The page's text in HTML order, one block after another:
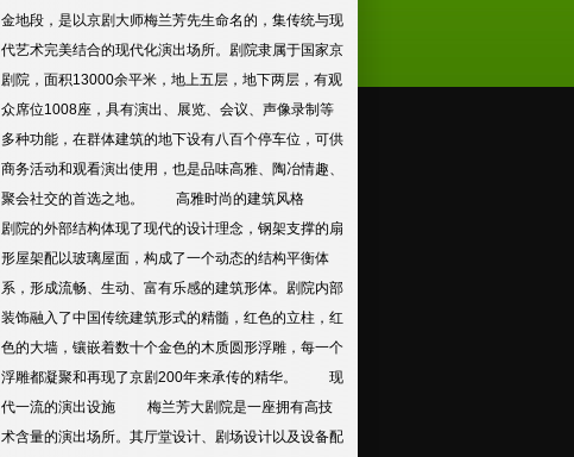
金地段，是以京剧大师梅兰芳先生命名的，集传统与现
代艺术完美结合的现代化演出场所。剧院隶属于国家京
剧院，面积13000余平米，地上五层，地下两层，有观
众席位1008座，具有演出、展览、会议、声像录制等
多种功能，在群体建筑的地下设有八百个停车位，可供
商务活动和观看演出使用，也是品味高雅、陶冶情趣、
聚会社交的首选之地。 高雅时尚的建筑风格
剧院的外部结构体现了现代的设计理念，钢架支撑的扇
形屋架配以玻璃屋面，构成了一个动态的结构平衡体
系，形成流畅、生动、富有乐感的建筑形体。剧院内部
装饰融入了中国传统建筑形式的精髓，红色的立柱，红
色的大墙，镶嵌着数十个金色的木质圆形浮雕，每一个
浮雕都凝聚和再现了京剧200年来承传的精华。 现
代一流的演出设施 梅兰芳大剧院是一座拥有高技
术含量的演出场所。其厅堂设计、剧场设计以及设备配